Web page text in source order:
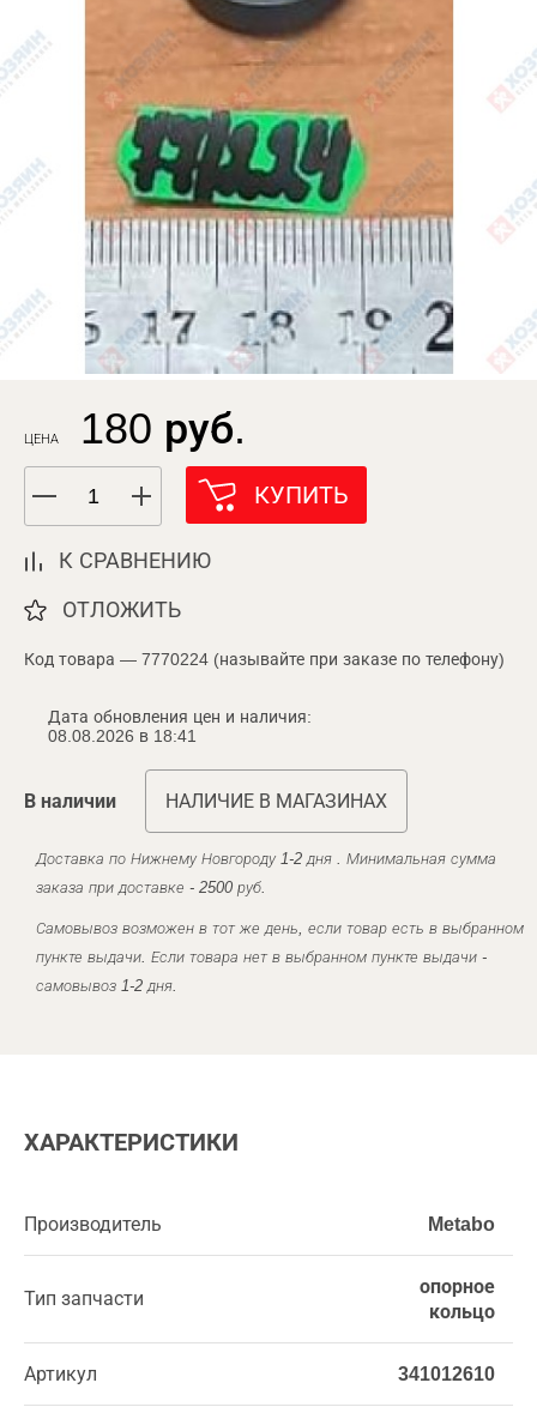
ЦЕНА 180 руб.
КУПИТЬ
К СРАВНЕНИЮ
ОТЛОЖИТЬ
Код товара — 7770224 (называйте при заказе по телефону)
Дата обновления цен и наличия:
08.08.2026 в 18:41
В наличии НАЛИЧИЕ В МАГАЗИНАХ
Доставка по Нижнему Новгороду 1-2 дня . Минимальная сумма
заказа при доставке - 2500 руб.
Самовывоз возможен в тот же день, если товар есть в выбранном
пункте выдачи. Если товара нет в выбранном пункте выдачи -
самовывоз 1-2 дня.
ХАРАКТЕРИСТИКИ
Производитель Metabo
Тип запчасти
опорное
кольцо
Артикул 341012610